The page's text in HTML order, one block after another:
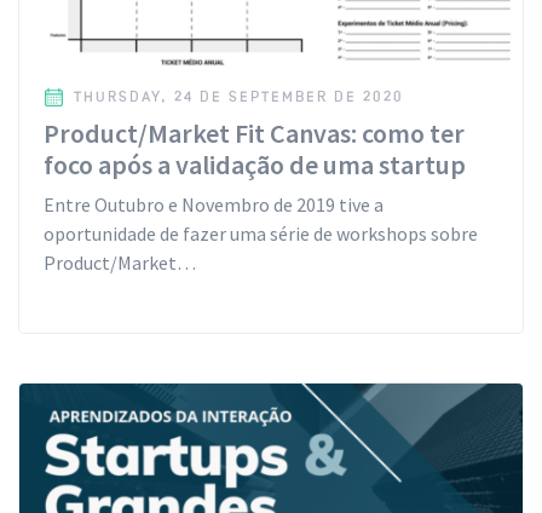
THURSDAY, 24 DE SEPTEMBER DE 2020
Product/Market Fit Canvas: como ter
foco após a validação de uma startup
Entre Outubro e Novembro de 2019 tive a
oportunidade de fazer uma série de workshops sobre
Product/Market…